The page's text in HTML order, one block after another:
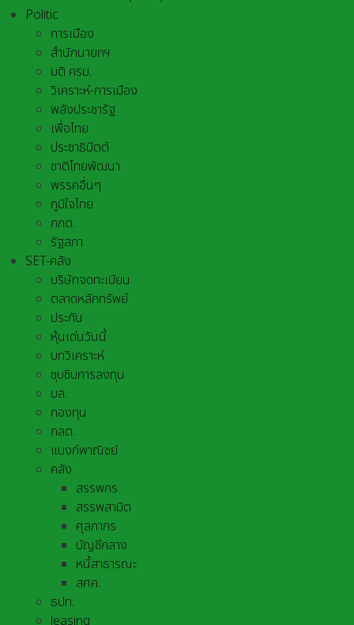
Politic
การเมือง
สำนักนายกฯ
มติ ครม.
วิเคราะห์-การเมือง
พลังประชารัฐ
เพื่อไทย
ประชาธิปัตต์
ชาติไทยพัฒนา
พรรคอื่นๆ
ภูมิใจไทย
กกต.
รัฐสภา
SET-คลัง
บริษัทจดทะเบียน
ตลาดหลักทรัพย์
ประกัน
หุ้นเด่นวันนี้
บทวิเคราะห์
ซุบซิบการลงทุน
บล.
กองทุน
กลต.
แบงก์พาณิชย์
คลัง
สรรพกร
สรรพสามิต
ศุลกากร
บัญชีกลาง
หนี้สาธารณะ
สศค.
ธปท.
leasing